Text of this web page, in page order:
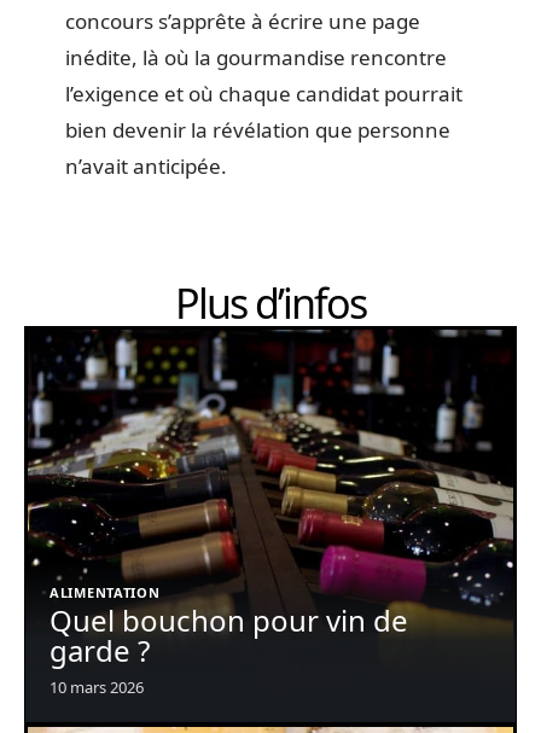
concours s’apprête à écrire une page
inédite, là où la gourmandise rencontre
l’exigence et où chaque candidat pourrait
bien devenir la révélation que personne
n’avait anticipée.
Plus d’infos
ALIMENTATION
Quel bouchon pour vin de
garde ?
10 mars 2026